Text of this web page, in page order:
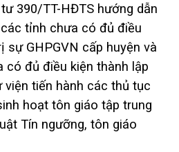
390/TT-HĐTS hướng dẫn
tỉnh chưa có đủ điều
sự GHPGVN cấp huyện và
có đủ điều kiện thành lập
tiến hành các thủ tục
hoạt tôn giáo tập trung
Tín ngưỡng, tôn giáo